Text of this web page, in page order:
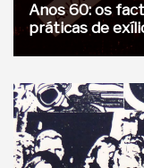
Anos 60: os
práticas de